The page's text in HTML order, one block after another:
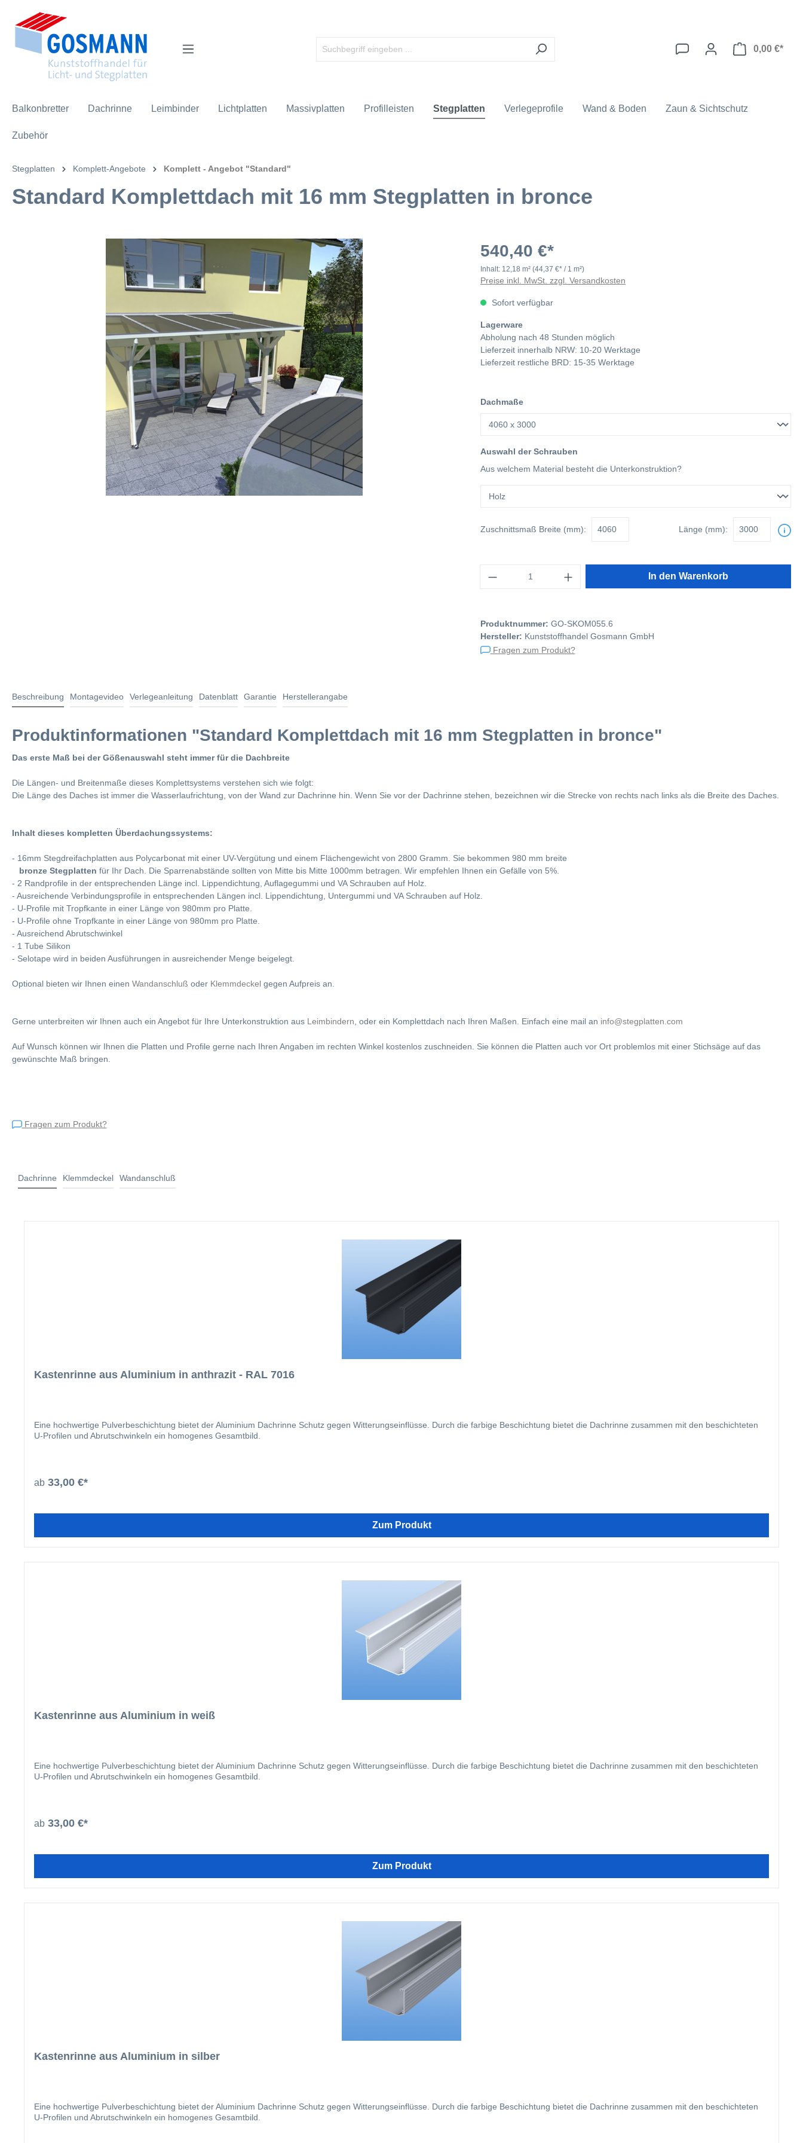
springen
0,00 €*
Balkonbretter Dachrinne Leimbinder Lichtplatten Massivplatten Profilleisten Stegplatten Verlegeprofile Wand & Boden Zaun & Sichtschutz
Zubehör
Stegplatten Komplett-Angebote Komplett - Angebot "Standard"
Standard Komplettdach mit 16 mm Stegplatten in bronce
540,40 €*
Inhalt: 12,18 m² (44,37 €* / 1 m²)
Preise inkl. MwSt. zzgl. Versandkosten
Sofort verfügbar
Lagerware
Abholung nach 48 Stunden möglich
Lieferzeit innerhalb NRW: 10-20 Werktage
Lieferzeit restliche BRD: 15-35 Werktage
Dachmaße
Auswahl der Schrauben
Aus welchem Material besteht die Unterkonstruktion?
Zuschnittsmaß Breite (mm): Länge (mm):
In den Warenkorb
Produktnummer: GO-SKOM055.6
Hersteller: Kunststoffhandel Gosmann GmbH
Fragen zum Produkt?
Beschreibung Montagevideo Verlegeanleitung Datenblatt Garantie Herstellerangabe
Produktinformationen "Standard Komplettdach mit 16 mm Stegplatten in bronce"
Das erste Maß bei der Gößenauswahl steht immer für die Dachbreite
Die Längen- und Breitenmaße dieses Komplettsystems verstehen sich wie folgt:
Die Länge des Daches ist immer die Wasserlaufrichtung, von der Wand zur Dachrinne hin. Wenn Sie vor der Dachrinne stehen, bezeichnen wir die Strecke von rechts nach links als die Breite des Daches.
Inhalt dieses kompletten Überdachungssystems:
- 16mm Stegdreifachplatten aus Polycarbonat mit einer UV-Vergütung und einem Flächengewicht von 2800 Gramm. Sie bekommen 980 mm breite
bronze Stegplatten für Ihr Dach. Die Sparrenabstände sollten von Mitte bis Mitte 1000mm betragen. Wir empfehlen Ihnen ein Gefälle von 5%.
- 2 Randprofile in der entsprechenden Länge incl. Lippendichtung, Auflagegummi und VA Schrauben auf Holz.
- Ausreichende Verbindungsprofile in entsprechenden Längen incl. Lippendichtung, Untergummi und VA Schrauben auf Holz.
- U-Profile mit Tropfkante in einer Länge von 980mm pro Platte.
- U-Profile ohne Tropfkante in einer Länge von 980mm pro Platte.
- Ausreichend Abrutschwinkel
- 1 Tube Silikon
- Selotape wird in beiden Ausführungen in ausreichender Menge beigelegt.
Optional bieten wir Ihnen einen Wandanschluß oder Klemmdeckel gegen Aufpreis an.
Gerne unterbreiten wir Ihnen auch ein Angebot für Ihre Unterkonstruktion aus Leimbindern , oder ein Komplettdach nach Ihren Maßen. Einfach eine mail an info@stegplatten.com
Auf Wunsch können wir Ihnen die Platten und Profile gerne nach Ihren Angaben im rechten Winkel kostenlos zuschneiden. Sie können die Platten auch vor Ort problemlos mit einer Stichsäge auf das
gewünschte Maß bringen.
Fragen zum Produkt?
Dachrinne Klemmdeckel Wandanschluß
Kastenrinne aus Aluminium in anthrazit - RAL 7016
Eine hochwertige Pulverbeschichtung bietet der Aluminium Dachrinne Schutz gegen Witterungseinflüsse. Durch die farbige Beschichtung bietet die Dachrinne zusammen mit den beschichteten
U-Profilen und Abrutschwinkeln ein homogenes Gesamtbild.
ab 33,00 €*
Zum Produkt
Kastenrinne aus Aluminium in weiß
Eine hochwertige Pulverbeschichtung bietet der Aluminium Dachrinne Schutz gegen Witterungseinflüsse. Durch die farbige Beschichtung bietet die Dachrinne zusammen mit den beschichteten
U-Profilen und Abrutschwinkeln ein homogenes Gesamtbild.
ab 33,00 €*
Zum Produkt
Kastenrinne aus Aluminium in silber
Eine hochwertige Pulverbeschichtung bietet der Aluminium Dachrinne Schutz gegen Witterungseinflüsse. Durch die farbige Beschichtung bietet die Dachrinne zusammen mit den beschichteten
U-Profilen und Abrutschwinkeln ein homogenes Gesamtbild.